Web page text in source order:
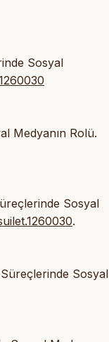
Sosyal
Medyanın Rolü.
Sosyal
.
Sosyal